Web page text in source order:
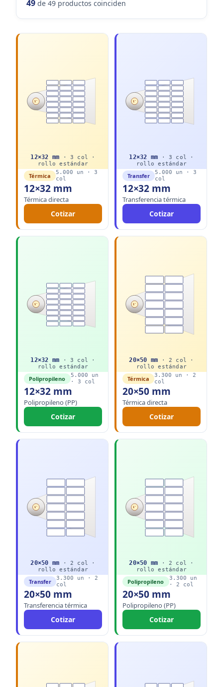
49 de 49 productos coinciden
1"
12×32 mm · 3 col ·
rolloestándar
Térmica 5.000 un ·3
col
12×32 mm
Térmica directa
Cotizar
1"
12×32 mm · 3 col ·
rolloestándar
Transfer 5.000 un ·3
col
12×32 mm
Transferencia térmica
Cotizar
1"
12×32 mm · 3 col ·
rolloestándar
Polipropileno 5.000 un
· 3 col
12×32 mm
Polipropileno (PP)
Cotizar
1"
20×50 mm · 2 col ·
rolloestándar
Térmica 3.300 un ·2
col
20×50 mm
Térmica directa
Cotizar
1"
20×50 mm · 2 col ·
rolloestándar
Transfer 3.300 un ·2
col
20×50 mm
Transferencia térmica
Cotizar
1"
20×50 mm · 2 col ·
rolloestándar
Polipropileno 3.300 un
· 2 col
20×50 mm
Polipropileno (PP)
Cotizar